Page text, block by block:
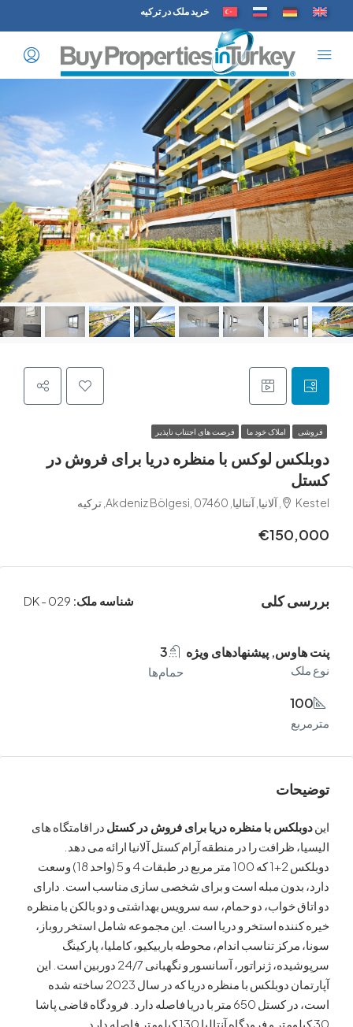
خرید ملک در ترکیه
املاک خود ما فرصت های اجتناب ناپذیر
لوکس با منظره دریا برای فروش در
کلی شناسه ملک:DK - 029
پیشنهادهای ویژه 3
با منظره دریا برای فروش در کستلدر اقامتگاه های
ظرافت را در منطقه آرام کستل آلانیا ارائه می دهد.
دوبلکس 2+1 که 100 متر مربع در طبقات 4 و 5 (واحد 18) وسعت
مبله است و برای شخصی سازی مناسب است. دارای
خواب، دو حمام، سه سرویس بهداشتی و دو بالکن با منظره
استخر و دریا است. این مجموعه شامل استخر روباز،
تناسب اندام، محوطه باربیکیو، کاملیا، پارکینگ
آسانسور و نگهبانی 24/7 دوربین است. این
دوبلکس با منظره دریا
که در سال 2023 ساخته شده
است، در کستل 650 متر با دریا فاصله دارد. فرودگاه قاضی پاشا